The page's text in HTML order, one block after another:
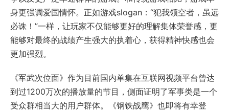
身更强调爱国情怀。正如游戏slogan：“犯我领空者，虽远
必诛！”一样，让玩家不仅能够更好的理解集体荣誉感，更
能够对最终的战绩产生强大的执着心，获得精神快感也会
更加强烈。
《军武次位面》作为目前国内单集在互联网视频平台曾达
到过1200万次的播放量的节目，侧面证明了军事类是一个
受众群相当大的用户群体。《钢铁战鹰》也即将有幸登